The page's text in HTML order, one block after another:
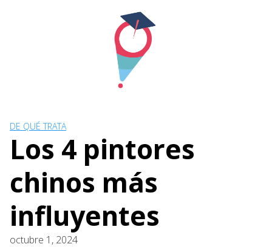
DE QUÉ TRATA
Los 4 pintores
chinos más
influyentes
octubre 1, 2024